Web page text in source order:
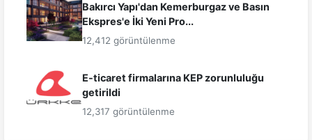
Bakırcı Yapı'dan Kemerburgaz ve Basın
Ekspres'e İki Yeni Pro...
12,412 görüntülenme
E-ticaret firmalarına KEP zorunluluğu
getirildi
12,317 görüntülenme